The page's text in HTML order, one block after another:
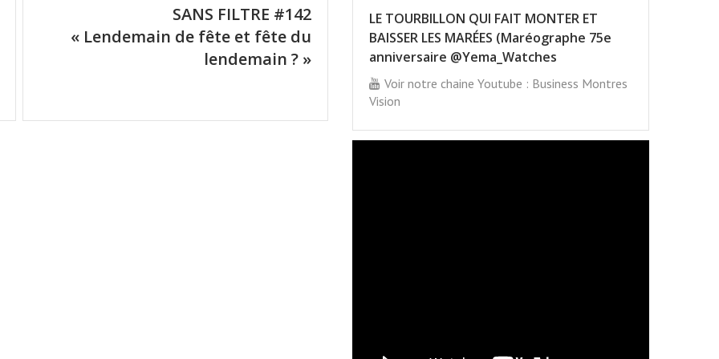
SANS FILTRE #142
« Lendemain de fête et fête du
lendemain ? »
LE TOURBILLON QUI FAIT MONTER ET
BAISSER LES MARÉES (Maréographe 75e
anniversaire @Yema_Watches
Voir notre chaine Youtube : Business Montres
Vision